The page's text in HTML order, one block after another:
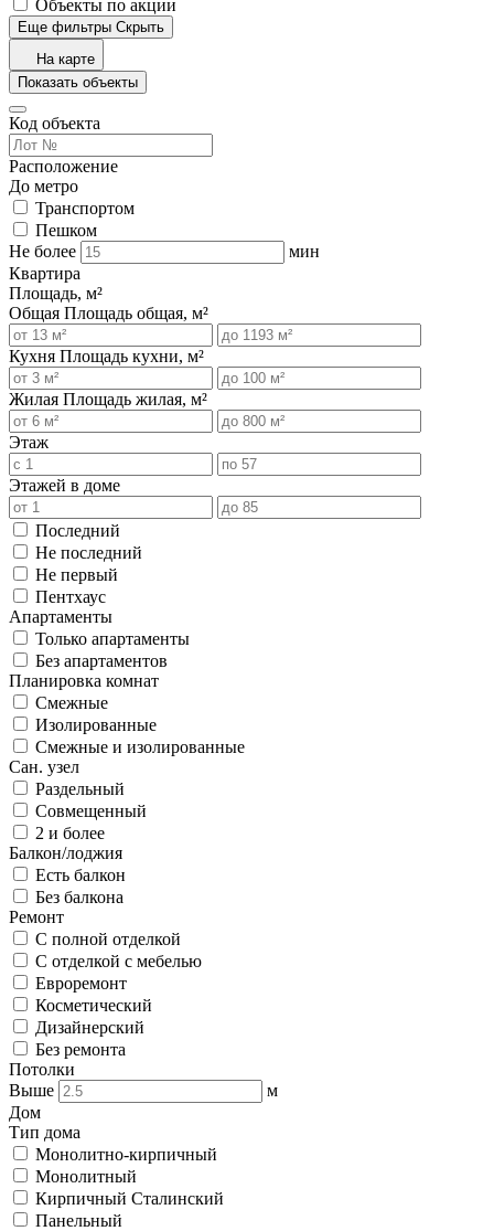
Объекты по акции
Еще фильтры Скрыть
На карте
Показать объекты
Код объекта
Расположение
До метро
Транспортом
Пешком
Не более
мин
Квартира
Площадь, м²
Общая Площадь общая, м²
Кухня Площадь кухни, м²
Жилая Площадь жилая, м²
Этаж
Этажей в доме
Последний
Не последний
Не первый
Пентхаус
Апартаменты
Только апартаменты
Без апартаментов
Планировка комнат
Смежные
Изолированные
Смежные и изолированные
Сан. узел
Раздельный
Совмещенный
2 и более
Балкон/лоджия
Есть балкон
Без балкона
Ремонт
С полной отделкой
С отделкой с мебелью
Евроремонт
Косметический
Дизайнерский
Без ремонта
Потолки
Выше
м
Дом
Тип дома
Монолитно-кирпичный
Монолитный
Кирпичный Сталинский
Панельный